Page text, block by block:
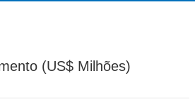
(US$ Milhões)